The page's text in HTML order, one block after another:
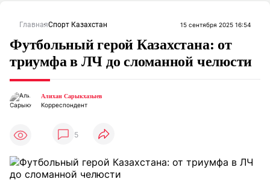
ГлавнаяСпорт Казахстан 15 сентября 2025 16:54
Футбольный герой Казахстана: от
триумфа в ЛЧ до сломанной челюсти
Алихан Сарыкхазыев
Корреспондент
5